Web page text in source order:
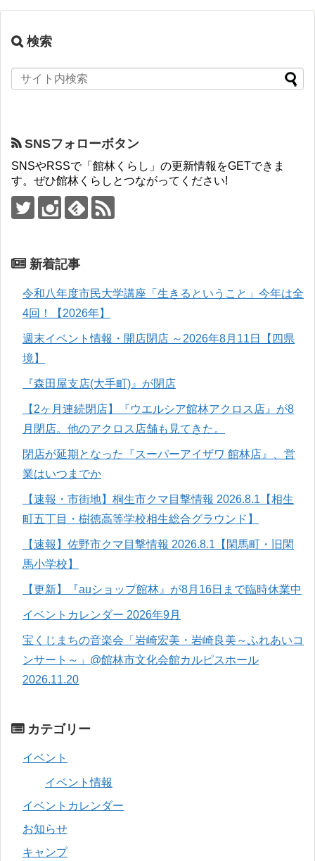
検索
SNSフォローボタン
SNSやRSSで「館林くらし」の更新情報をGETできま
す。ぜひ館林くらしとつながってください!
新着記事
令和八年度市民大学講座「生きるということ」今年は全
4回！【2026年】
週末イベント情報・開店閉店 ～2026年8月11日【四県
境】
『森田屋支店(大手町)』が閉店
【2ヶ月連続閉店】『ウエルシア館林アクロス店』が8
月閉店。他のアクロス店舗も見てきた。
閉店が延期となった『スーパーアイザワ 館林店』、営
業はいつまでか
【速報・市街地】桐生市クマ目撃情報 2026.8.1【相生
町五丁目・樹徳高等学校相生総合グラウンド】
【速報】佐野市クマ目撃情報 2026.8.1【閑馬町・旧閑
馬小学校】
【更新】『auショップ館林』が8月16日まで臨時休業中
イベントカレンダー 2026年9月
宝くじまちの音楽会「岩崎宏美・岩崎良美～ふれあいコ
ンサート～」@館林市文化会館カルピスホール
2026.11.20
カテゴリー
イベント
イベント情報
イベントカレンダー
お知らせ
キャンプ